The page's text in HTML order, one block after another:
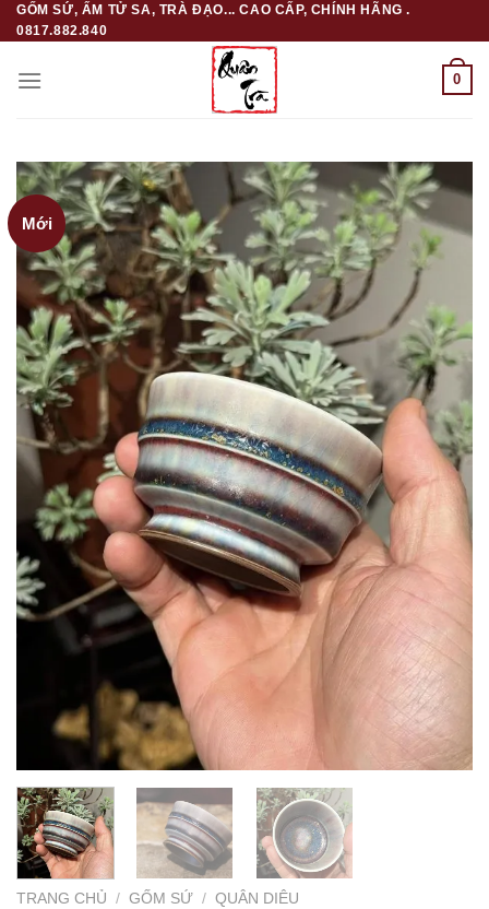
Skip
to
GỐM SỨ, ẤM TỬ SA, TRÀ ĐẠO... CAO CẤP, CHÍNH HÃNG .
0817.882.840
0
Mới
TRANG CHỦ / GỐM SỨ / QUÂN DIÊU